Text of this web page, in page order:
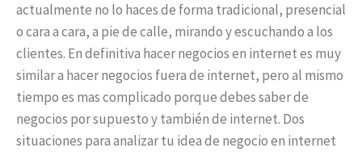
actualmente no lo haces de forma tradicional, presencial
o cara a cara, a pie de calle, mirando y escuchando a los
clientes. En definitiva hacer negocios en internet es muy
similar a hacer negocios fuera de internet, pero al mismo
tiempo es mas complicado porque debes saber de
negocios por supuesto y también de internet. Dos
situaciones para analizar tu idea de negocio en internet